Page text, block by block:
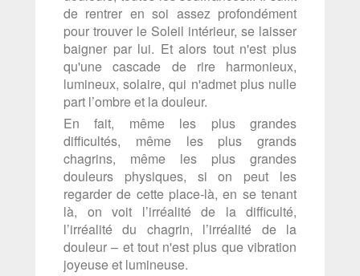
de rentrer en soi assez profondément
pour trouver le Soleil intérieur, se laisser
baigner par lui. Et alors tout n'est plus
qu'une cascade de rire harmonieux,
lumineux, solaire, qui n'admet plus nulle
part l’ombre et la douleur.
En fait, même les plus grandes
difficultés, même les plus grands
chagrins, même les plus grandes
douleurs physiques, si on peut les
regarder de cette place-là, en se tenant
là, on voit l’irréalité de la difficulté,
l’irréalité du chagrin, l’irréalité de la
douleur – et tout n'est plus que vibration
joyeuse et lumineuse.